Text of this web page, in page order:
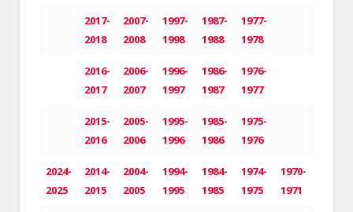
2017-
2018
2007-
2008
1997-
1998
1987-
1988
1977-
1978
2016-
2017
2006-
2007
1996-
1997
1986-
1987
1976-
1977
2015-
2016
2005-
2006
1995-
1996
1985-
1986
1975-
1976
2024-
2025
2014-
2015
2004-
2005
1994-
1995
1984-
1985
1974-
1975
1970-
1971